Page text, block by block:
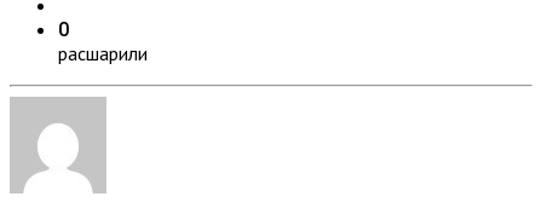
0
расшарили